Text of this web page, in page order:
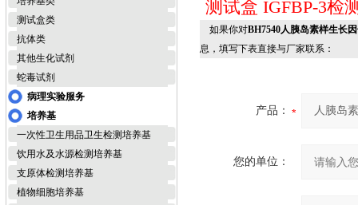
测试盒类
抗体类
其他生化试剂
蛇毒试剂
病理实验服务
培养基
一次性卫生用品卫生检测培养基
饮用水及水源检测培养基
支原体检测培养基
植物细胞培养基
测试盒 IGFBP-3检
如果你对BH7540人胰岛素样生长
息，填写下表直接与厂家联系：
产品：
您的单位：